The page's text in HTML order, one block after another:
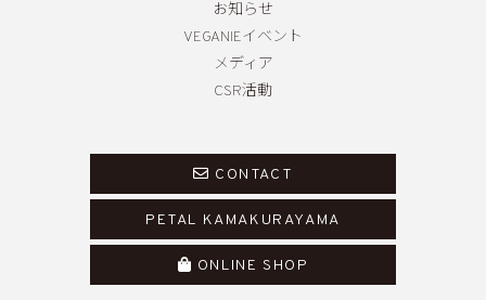
お知らせ
VEGANIEイベント
メディア
CSR活動
CONTACT
PETAL KAMAKURAYAMA
ONLINE SHOP